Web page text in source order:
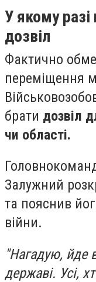
У якому
дозвіл
Фактично
переміщення
брати дозвіл
чи області.
Залужний
та пояснив
війни.
"Нагадую, йде
державі. Усі,